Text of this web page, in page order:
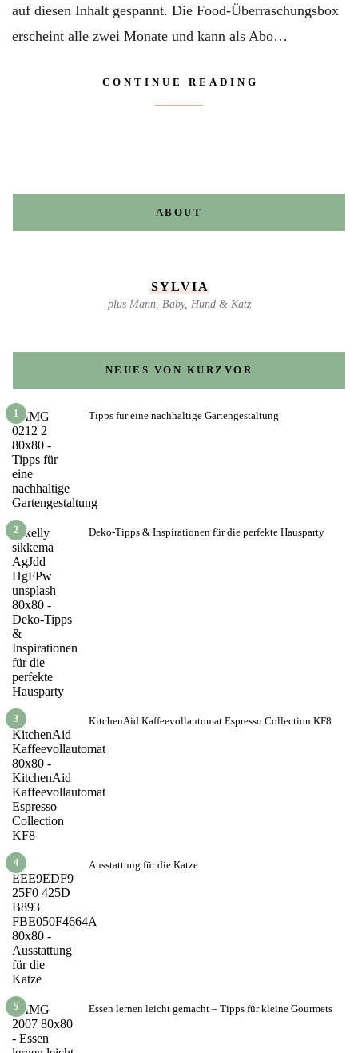
auf diesen Inhalt gespannt. Die Food-Überraschungsbox
erscheint alle zwei Monate und kann als Abo…
CONTINUE READING
ABOUT
SYLVIA
plus Mann, Baby, Hund & Katz
NEUES VON KURZVOR
1 Tipps für eine nachhaltige Gartengestaltung
2 Deko-Tipps & Inspirationen für die perfekte Hausparty
3 KitchenAid Kaffeevollautomat Espresso Collection KF8
4 Ausstattung für die Katze
5 Essen lernen leicht gemacht – Tipps für kleine Gourmets